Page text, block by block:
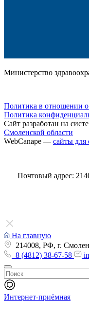
Министерство
Политика в отношении
Политика
Сайт разработан на
Смоленской области
WebCanape — сайты для
Почтовый адрес:
На главную
214008, РФ, г.
8 (4812) 38-67-58
Интернет-приёмная